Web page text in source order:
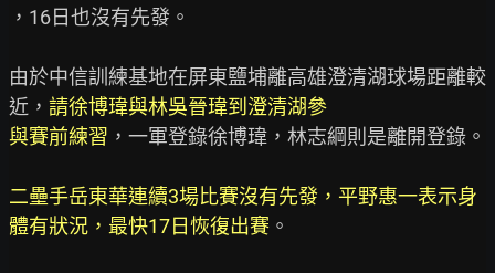
，16日也沒有先發。
由於中信訓練基地在屏東鹽埔離高雄澄清湖球場距離較
近， 請徐博瑋與林吳晉瑋到澄清湖參
與賽前練習 ，一軍登錄徐博瑋，林志綱則是離開登錄。
二壘手岳東華連續3場比賽沒有先發，平野惠一表示身
體有狀況，最快17日恢復出賽 。